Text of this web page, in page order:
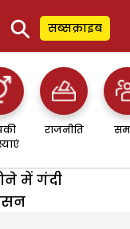
⚲ सब्सक्राइब
राजनीति
में गंदी